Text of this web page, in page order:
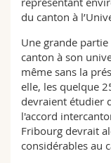
du canton à
Une grande
canton à son
même sans la
elle, les quelque
devraient étudier
l'accord
Fribourg devrait
considérables au